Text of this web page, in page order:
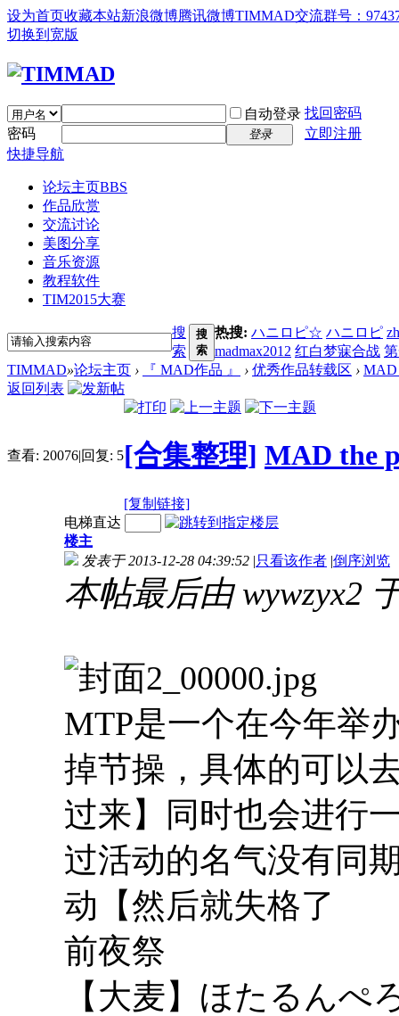
设为首页收藏本站新浪微博腾讯微博TIMMAD交流群号：
切换到宽版
自动登录 找回密码
密码
登录
立即注册
快捷导航
论坛主页BBS
作品欣赏
交流讨论
美图分享
音乐资源
教程软件
TIM2015大赛
搜
索
搜
索
热搜: ハニロピ☆ ハニロピ
madmax2012 红白梦寐合战
TIMMAD»论坛主页 › 『 MAD作品 』 › 优秀作品转载区 › MAD
返回列表
查看: 20076|回复: 5[合集整理] MAD the
[复制链接]
电梯直达
楼主
发表于 2013-12-28 04:39:52 |只看该作者 |倒序浏览
本帖最后由 wywzyx2
MTP是一个在今年举
掉节操，具体的可以
过来】同时也会进行
过活动的名气没有同
动【然后就失格了
前夜祭
【大麦】ほたるんぺ